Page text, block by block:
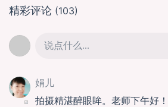
精彩评论 (103)
说点什么...
娟儿
拍摄精湛醉眼眸。老师下午好